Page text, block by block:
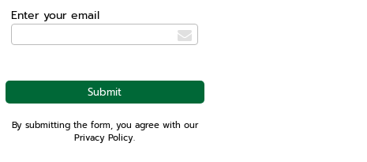
Enter your email
By submitting the form, you agree with our
Privacy Policy.